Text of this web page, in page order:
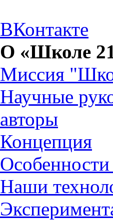
ВКонтакте
О «Школе
Миссия
Научные
авторы
Концепция
Наши